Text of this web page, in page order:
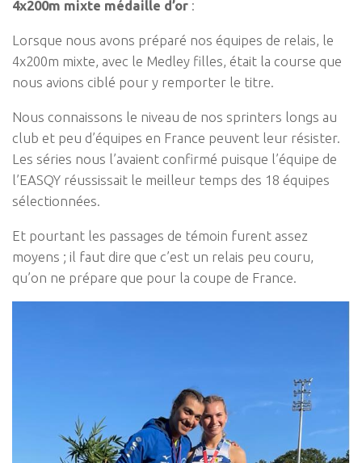
4x200m mixte médaille d’or :
Lorsque nous avons préparé nos équipes de relais, le
4x200m mixte, avec le Medley filles, était la course que
nous avions ciblé pour y remporter le titre.
Nous connaissons le niveau de nos sprinters longs au
club et peu d’équipes en France peuvent leur résister.
Les séries nous l’avaient confirmé puisque l’équipe de
l’EASQY réussissait le meilleur temps des 18 équipes
sélectionnées.
Et pourtant les passages de témoin furent assez
moyens ; il faut dire que c’est un relais peu couru,
qu’on ne prépare que pour la coupe de France.